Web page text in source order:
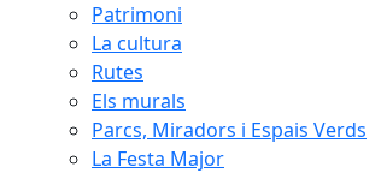
Patrimoni
La cultura
Rutes
Els murals
Parcs, Miradors i Espais Verds
La Festa Major